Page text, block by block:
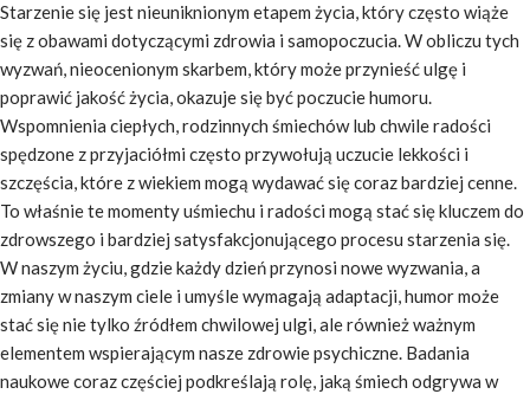
Starzenie się jest nieuniknionym etapem życia, który często wiąże
się z obawami dotyczącymi zdrowia i samopoczucia. W obliczu tych
wyzwań, nieocenionym skarbem, który może przynieść ulgę i
poprawić jakość życia, okazuje się być poczucie humoru.
Wspomnienia ciepłych, rodzinnych śmiechów lub chwile radości
spędzone z przyjaciółmi często przywołują uczucie lekkości i
szczęścia, które z wiekiem mogą wydawać się coraz bardziej cenne.
To właśnie te momenty uśmiechu i radości mogą stać się kluczem do
zdrowszego i bardziej satysfakcjonującego procesu starzenia się.
W naszym życiu, gdzie każdy dzień przynosi nowe wyzwania, a
zmiany w naszym ciele i umyśle wymagają adaptacji, humor może
stać się nie tylko źródłem chwilowej ulgi, ale również ważnym
elementem wspierającym nasze zdrowie psychiczne. Badania
naukowe coraz częściej podkreślają rolę, jaką śmiech odgrywa w